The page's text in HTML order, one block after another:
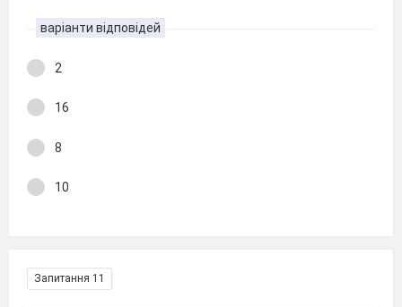
варіанти відповідей
2
16
8
10
Запитання 11